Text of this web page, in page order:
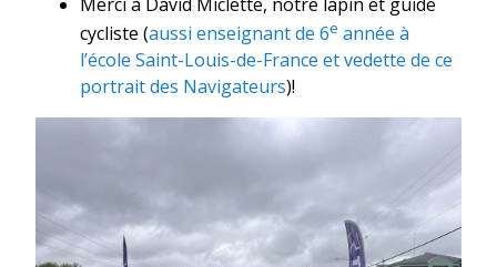
cycliste (aussi enseignant de 6e année à
l’école Saint-Louis-de-France et vedette de ce
portrait des Navigateurs)!